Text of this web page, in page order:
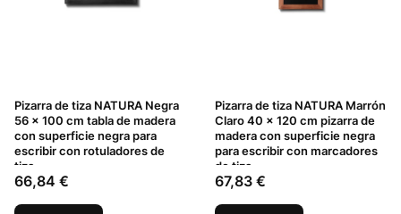
Pizarra de tiza NATURA Negra
56 x 100 cm tabla de madera
con superficie negra para
escribir con rotuladores de
tiza
Precio
66,84 €
Pizarra de tiza NATURA Marrón
Claro 40 x 120 cm pizarra de
madera con superficie negra
para escribir con marcadores
de tiza
Precio
67,83 €